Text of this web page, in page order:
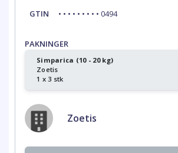
GTIN
• • • • • • • • • 0494
PAKNINGER
Simparica (10 - 20 kg)
Zoetis
1 x 3 stk
Zoetis